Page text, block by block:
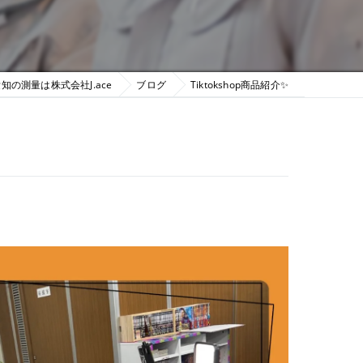
の測量は株式会社J.ace ブログ Tiktokshop商品紹介✨️